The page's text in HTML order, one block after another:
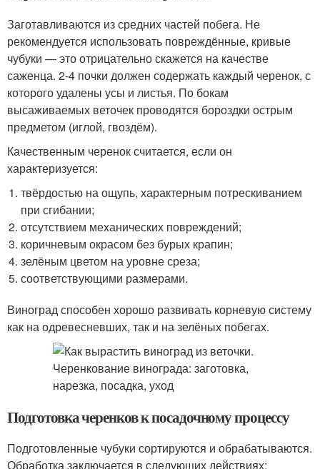
Заготавливаются из средних частей побега. Не
рекомендуется использовать повреждённые, кривые
чубуки — это отрицательно скажется на качестве
саженца. 2-4 почки должен содержать каждый черенок, с
которого удалены усы и листья. По бокам
высаживаемых веточек проводятся бороздки острым
предметом (иглой, гвоздём).
Качественным черенок считается, если он
характеризуется:
твёрдостью на ощупь, характерным потрескиванием
при сгибании;
отсутствием механических повреждений;
коричневым окрасом без бурых крапин;
зелёным цветом на уровне среза;
соответствующими размерами.
Виноград способен хорошо развивать корневую систему
как на одревесневших, так и на зелёных побегах.
Подготовка черенков к посадочному процессу
Подготовленные чубуки сортируются и обрабатываются.
Обработка заключается в следующих действиях: